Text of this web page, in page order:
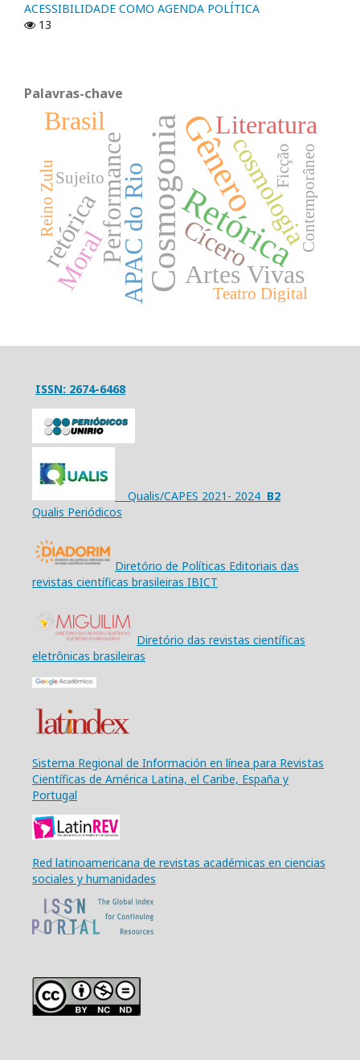
ACESSIBILIDADE COMO AGENDA POLÍTICA
13
Palavras-chave
Gênero
Retórica
Cosmogonia
APAC do Rio
Literatura
Artes Vivas
Performance Cícero
Moral
cosmologia
Brasil
retórica Contemporâneo
Teatro Digital
Reino Zulu Ficção
Sujeito
ISSN: 2674-6468
Qualis/CAPES 2021- 2024 B2
Qualis Periódicos
Diretório de Políticas Editoriais das
revistas científicas brasileiras IBICT
Diretório das revistas científicas
eletrônicas brasileiras
Sistema Regional de Información en línea para Revistas
Científicas de América Latina, el Caribe, España y
Portugal
Red latinoamericana de revistas académicas en ciencias
sociales y humanidades